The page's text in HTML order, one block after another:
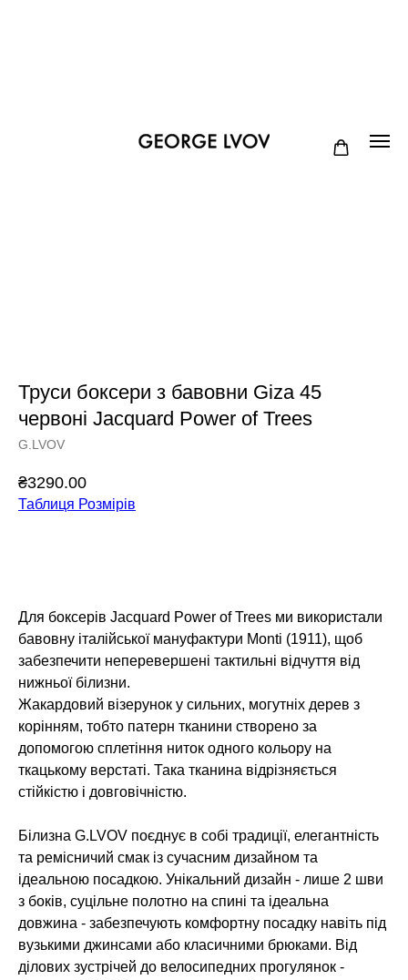
Труси боксери з бавовни Giza 45
червоні Jacquard Power of Trees
G.LVOV
₴3290.00
Таблиця Розмірів
Для боксерів Jacquard Power of Trees ми використали
бавовну італійської мануфактури Monti (1911), щоб
забезпечити неперевершені тактильні відчуття від
нижньої білизни.
Жакардовий візерунок у сильних, могутніх дерев з
корінням, тобто патерн тканини створено за
допомогою сплетіння ниток одного кольору на
ткацькому верстаті. Така тканина відрізняється
стійкістю і довговічністю.
Білизна G.LVOV поєднує в собі традиції, елегантність
та ремісничий смак із сучасним дизайном та
ідеальною посадкою. Унікальний дизайн - лише 2 шви
з боків, суцільне полотно на спині та ідеальна
довжина - забезпечують комфортну посадку навіть під
вузькими джинсами або класичними брюками. Від
ділових зустрічей до велосипедних прогулянок -